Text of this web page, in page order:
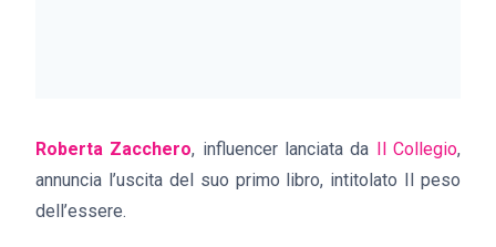
Roberta Zacchero, influencer lanciata da Il Collegio,
annuncia l’uscita del suo primo libro, intitolato Il peso
dell’essere.